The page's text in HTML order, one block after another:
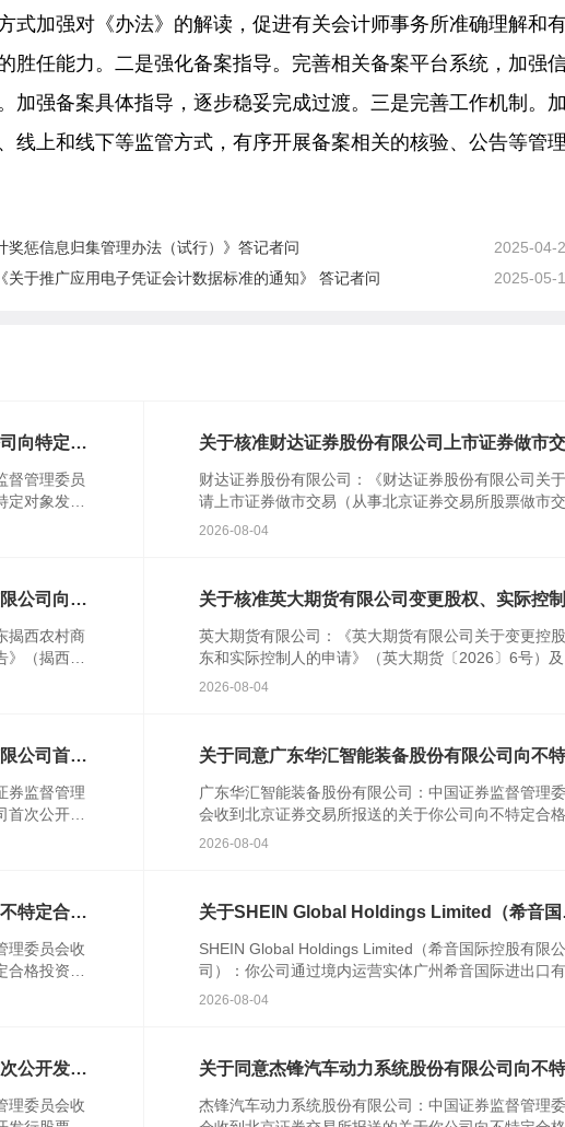
式加强对《办法》的解读，促进有关会计师事务所准确理解和
胜任能力。二是强化备案指导。完善相关备案平台系统，加强
加强备案具体指导，逐步稳妥完成过渡。三是完善工作机制。
线上和线下等监管方式，有序开展备案相关的核验、公告等管
奖惩信息归集管理办法（试行）》答记者问
2025-04-
关于推广应用电子凭证会计数据标准的通知》 答记者问 2025-05-
向特定对
督管理委员
对象发行
中华人民
关于核准财达证券股份有限公司上市证券做市
财达证券股份有限公司：《财达证券股份有限公司关
请上市证券做市交易（从事北京证券交易所股票做市交
易）业务资格的请示》(财达字〔2024〕314号)及相关
2026-08-04
公司向特
揭西农村商
（揭西农
《中华人
关于核准英大期货有限公司变更股权、实际控
英大期货有限公司：《英大期货有限公司关于变更控
东和实际控制人的申请》（英大期货〔2026〕6号）及
关文件收悉。根据《中华人民共和国期货和衍生品法》
2026-08-04
公司首次
券监督管理
次公开发
申请文
关于同意广东华汇智能装备股份有限公司向不
广东华汇智能装备股份有限公司：中国证券监督管理
会收到北京证券交易所报送的关于你公司向不特定合格
资者公开发行股票并在北京证券交易所上市的审核意见
2026-08-04
特定合格
理委员会收
格投资者
见及你公
关于SHEIN Global Holdings Limited（希音国
SHEIN Global Holdings Limited（希音国际控股有限公
司）：你公司通过境内运营实体广州希音国际进出口有
公司提交的境外发行上市备案材料收...
2026-08-04
公开发行
理委员会收
关于同意杰锋汽车动力系统股份有限公司向不
杰锋汽车动力系统股份有限公司：中国证券监督管理